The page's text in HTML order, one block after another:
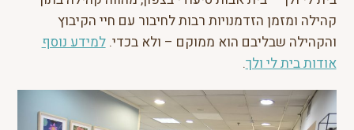
קהילה ומזמן הזדמנויות רבות לחיבור עם חיי הקיבוץ
והקהילה שבליבם הוא ממוקם – ולא בכדי.למידע נוסף
אודות בית לי ולך.